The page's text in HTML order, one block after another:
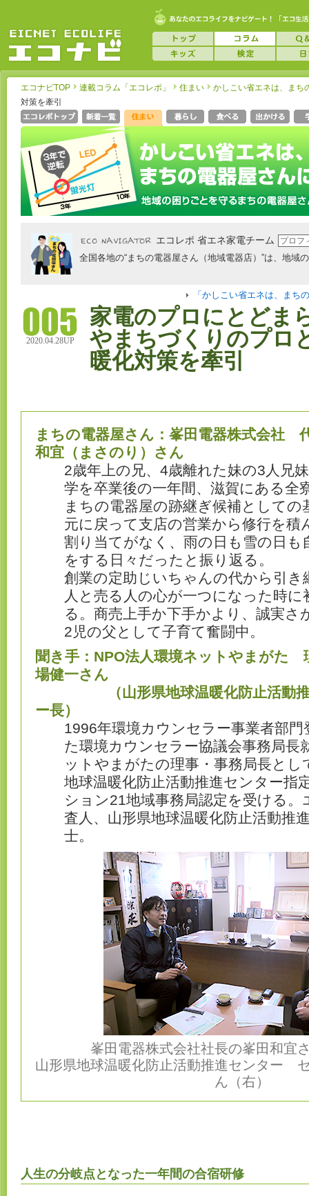
エコナビTOP 連載コラム「エコレポ」 住まい
かしこい省エネは、まち
対策を牽引
エコレポ 省エネ家電チーム
プロフ
全国各地の“まちの電器屋さん（地域電器店）”は、地域
「かしこい省エネは、まち
2020.04.28UP
家電のプロにとどま
やまちづくりのプロ
暖化対策を牽引
まちの電器屋さん：峯田電器株式会社
和宜（まさのり）さん
2歳年上の兄、4歳離れた妹の3人兄
学を卒業後の一年間、滋賀にある全
まちの電器屋の跡継ぎ候補としての
元に戻って支店の営業から修行を積
割り当てがなく、雨の日も雪の日も
をする日々だったと振り返る。
創業の定助じいちゃんの代から引き
人と売る人の心が一つになった時に
る。商売上手か下手かより、誠実さ
2児の父として子育て奮闘中。
聞き手：NPO法人環境ネットやまがた
場健一さん
（山形県地球温暖化防止活動推
ー長）
1996年環境カウンセラー事業者部
た環境カウンセラー協議会事務局長
ットやまがたの理事・事務局長とし
地球温暖化防止活動推進センター指
ション21地域事務局認定を受ける
査人、山形県地球温暖化防止活動推
士。
峯田電器株式会社社長の峯田和宜
山形県地球温暖化防止活動推進センター
ん（右）
人生の分岐点となった一年間の合宿研修